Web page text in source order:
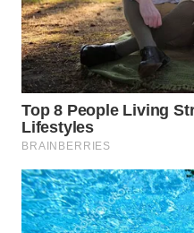
WN
CIREBON
WN
INDRAMAYU
WN
WN
MAJALENGKA